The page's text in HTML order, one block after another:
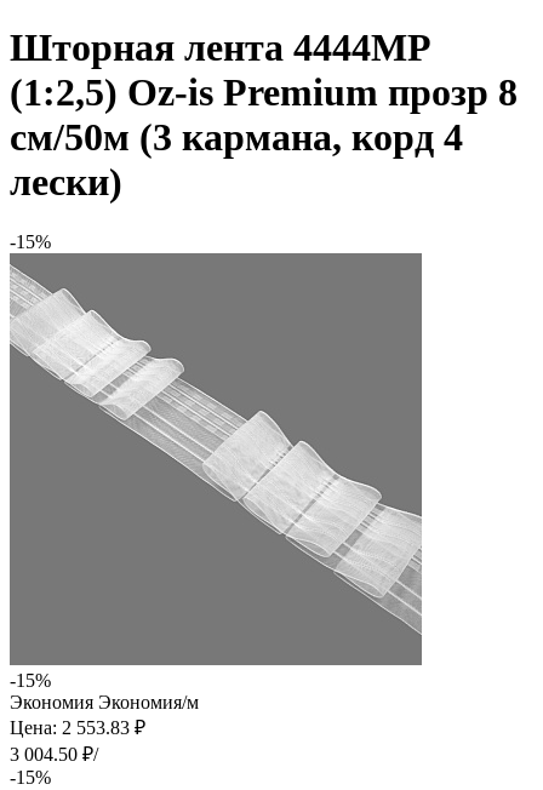
Шторная лента 4444MP
(1:2,5) Oz-is Premium прозр 8
см/50м (3 кармана, корд 4
лески)
-15%
-15%
Экономия Экономия/м
Цена: 2 553.83 ₽
3 004.50 ₽/
-15%